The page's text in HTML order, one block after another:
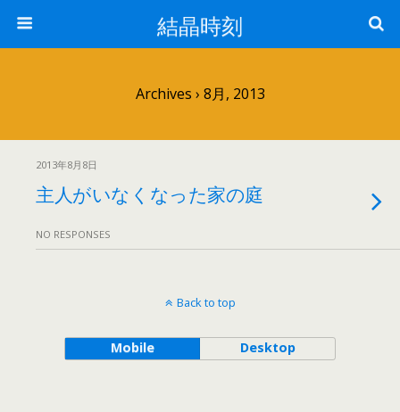
結晶時刻
Archives › 8月, 2013
2013年8月8日
主人がいなくなった家の庭
NO RESPONSES
Back to top
Mobile Desktop